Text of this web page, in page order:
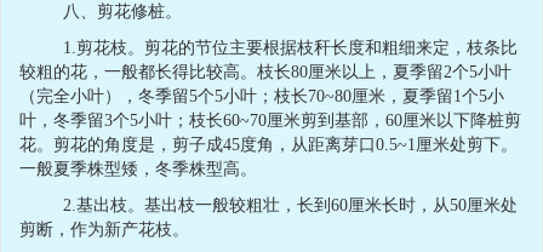
八、剪花修桩。
1. 剪花枝。剪花的节位主要根据枝秆长度和粗细来定，枝条比
较粗的花，一般都长得比较高。枝长80厘米以上，夏季留2个5小叶
（完全小叶），冬季留5个5小叶；枝长70~80厘米，夏季留1 个5小
叶，冬季留3个5小叶；枝长60~70厘米剪到基部， 60厘米以下降桩剪
花。剪花的角度是，剪子成45度角，从距离芽口 0.5~1 厘米处剪下。
一般夏季株型矮，冬季株型高。
2. 基出枝。基出枝一般较粗壮，长到 60厘米长时，从50厘米处
剪断，作为新产花枝。